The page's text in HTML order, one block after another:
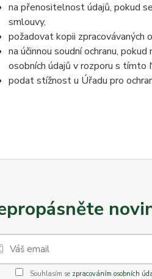
na přenositelnost údajů, pokud
smlouvy,
požadovat kopii zpracovávaných
na účinnou soudní ochranu,
osobních údajů v rozporu s tímto
podat stížnost u Úřadu pro
Souhlasím se zpracováním osobních